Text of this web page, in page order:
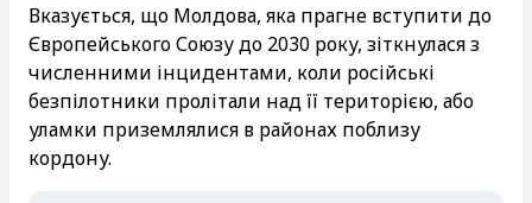
Вказується, що Молдова, яка прагне вступити до
Європейського Союзу до 2030 року, зіткнулася з
численними інцидентами, коли російські
безпілотники пролітали над її територією, або
уламки приземлялися в районах поблизу
кордону.